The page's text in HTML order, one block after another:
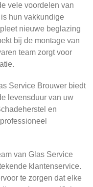
vele voordelen van
hun vakkundige
nieuwe beglazing
bij de montage van
team zorgt voor
Service Brouwer biedt
levensduur van uw
en
van Glas Service
klantenservice.
te zorgen dat elke